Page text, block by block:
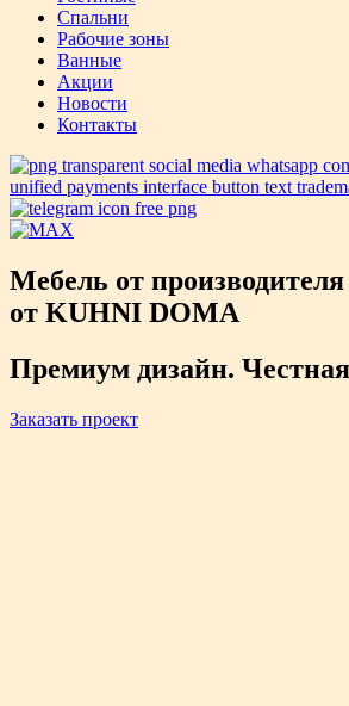
Спальни
Рабочие зоны
Ванные
Акции
Новости
Контакты
Мебель от
от KUHNI DOMA
Премиум дизайн.
Заказать проект